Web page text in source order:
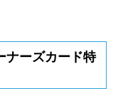
ナーズカード特